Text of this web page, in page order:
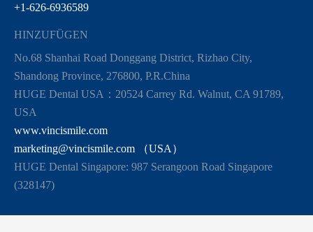
+1-626-6936589
HINZUFÜGEN
No.68 Shanhai Road Donggang District, Rizhao City,
Shandong Province, 276800, P.R.China
HUGE Dental USA：20524 Carrey Rd. Walnut, CA 91789,
USA
www.vincismile.com
marketing@vincismile.com （USA）
HUGE Dental Singapore: 987 Serangoon Road Singapore
(328147)